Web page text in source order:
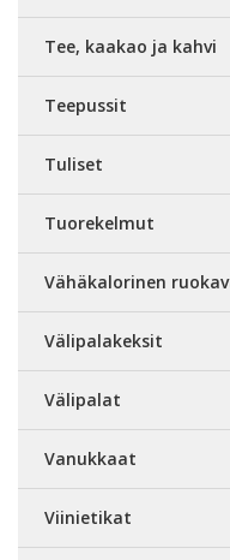
Tee, kaakao ja kahvi
Teepussit
Tuliset
Tuorekelmut
Vähäkalorinen
Välipalakeksit
Välipalat
Vanukkaat
Viinietikat